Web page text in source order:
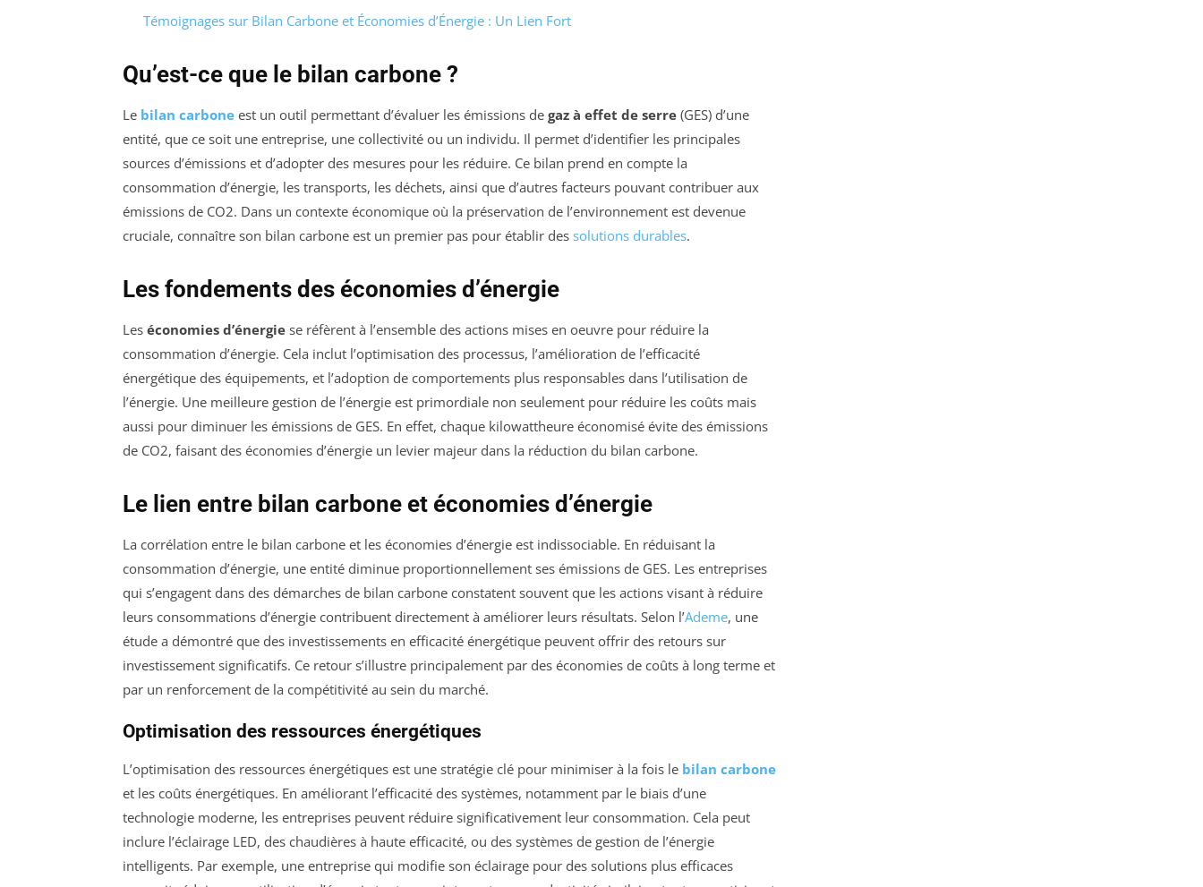
Témoignages sur Bilan Carbone et Économies d’Énergie : Un Lien Fort
Qu’est-ce que le bilan carbone ?
Le bilan carbone est un outil permettant d’évaluer les émissions de gaz à effet de serre (GES) d’une
entité, que ce soit une entreprise, une collectivité ou un individu. Il permet d’identifier les principales
sources d’émissions et d’adopter des mesures pour les réduire. Ce bilan prend en compte la
consommation d’énergie, les transports, les déchets, ainsi que d’autres facteurs pouvant contribuer aux
émissions de CO2. Dans un contexte économique où la préservation de l’environnement est devenue
cruciale, connaître son bilan carbone est un premier pas pour établir des solutions durables.
Les fondements des économies d’énergie
Les économies d’énergie se réfèrent à l’ensemble des actions mises en oeuvre pour réduire la
consommation d’énergie. Cela inclut l’optimisation des processus, l’amélioration de l’efficacité
énergétique des équipements, et l’adoption de comportements plus responsables dans l’utilisation de
l’énergie. Une meilleure gestion de l’énergie est primordiale non seulement pour réduire les coûts mais
aussi pour diminuer les émissions de GES. En effet, chaque kilowattheure économisé évite des émissions
de CO2, faisant des économies d’énergie un levier majeur dans la réduction du bilan carbone.
Le lien entre bilan carbone et économies d’énergie
La corrélation entre le bilan carbone et les économies d’énergie est indissociable. En réduisant la
consommation d’énergie, une entité diminue proportionnellement ses émissions de GES. Les entreprises
qui s’engagent dans des démarches de bilan carbone constatent souvent que les actions visant à réduire
leurs consommations d’énergie contribuent directement à améliorer leurs résultats. Selon l’Ademe, une
étude a démontré que des investissements en efficacité énergétique peuvent offrir des retours sur
investissement significatifs. Ce retour s’illustre principalement par des économies de coûts à long terme et
par un renforcement de la compétitivité au sein du marché.
Optimisation des ressources énergétiques
L’optimisation des ressources énergétiques est une stratégie clé pour minimiser à la fois le bilan carbone
et les coûts énergétiques. En améliorant l’efficacité des systèmes, notamment par le biais d’une
technologie moderne, les entreprises peuvent réduire significativement leur consommation. Cela peut
inclure l’éclairage LED, des chaudières à haute efficacité, ou des systèmes de gestion de l’énergie
intelligents. Par exemple, une entreprise qui modifie son éclairage pour des solutions plus efficaces